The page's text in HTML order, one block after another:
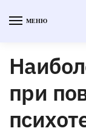
МЕНЮ
при